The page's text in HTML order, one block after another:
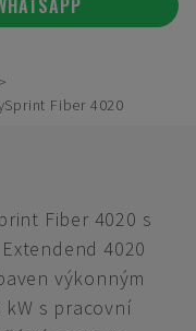
Fiber 4020
Fiber 4020 s
4020
výkonným
s pracovní